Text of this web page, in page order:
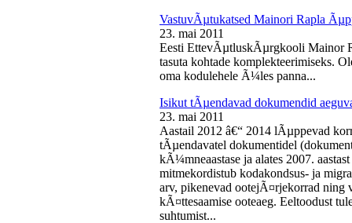
VastuvÃµtukatsed Mainori Rapla
23. mai 2011
Eesti EttevÃµtluskÃµrgkooli Mainor
tasuta kohtade komplekteerimiseks.
oma kodulehele Ã¼les panna...
Isikut tÃµendavad dokumendid
23. mai 2011
Aastail 2012 â€“ 2014 lÃµppevad
tÃµendavatel dokumentidel
kÃ¼mneaastase ja alates 2007.
mitmekordistub kodakondsus- ja
arv, pikenevad ootejÃ¤rjekorrad ning
kÃ¤ttesaamise ooteaeg. Eeltoodust
suhtumist...